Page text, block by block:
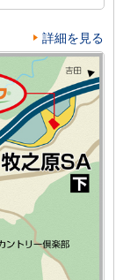
詳細を見る